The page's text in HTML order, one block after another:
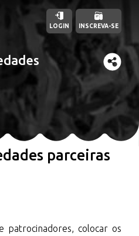
LOGIN INSCREVA-SE
parceiras
patrocinadores, colocar os